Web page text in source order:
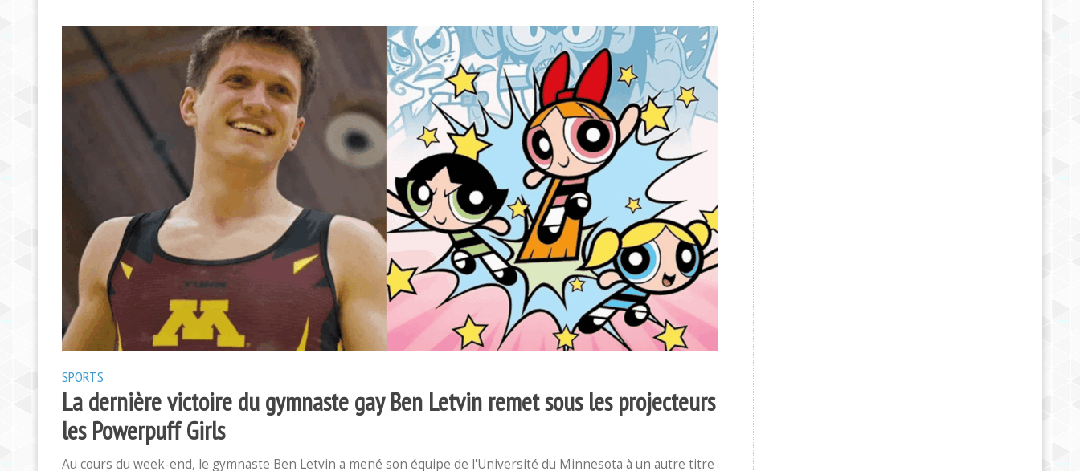
SPORTS
La dernière victoire du gymnaste gay Ben Letvin remet sous les projecteurs
les Powerpuff Girls
Au cours du week-end, le gymnaste Ben Letvin a mené son équipe de l'Université du Minnesota à un autre titre